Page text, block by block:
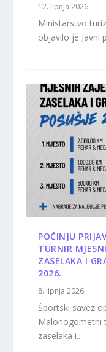
12. lipnja 2026.
Ministarstvo
objavilo je Javni
POČINJU
TURNIR
ZASELAKA I
2026.
8. lipnja 2026.
Športski savez
Malonogometni
zaselaka i...